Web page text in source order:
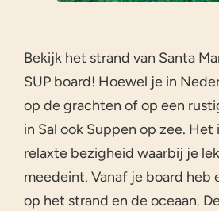
Bekijk het strand van Santa
SUP board! Hoewel je in
op de grachten of op een
in Sal ook Suppen op zee. Het
relaxte bezigheid waarbij je
meedeint. Vanaf je board heb
op het strand en de oceaan.